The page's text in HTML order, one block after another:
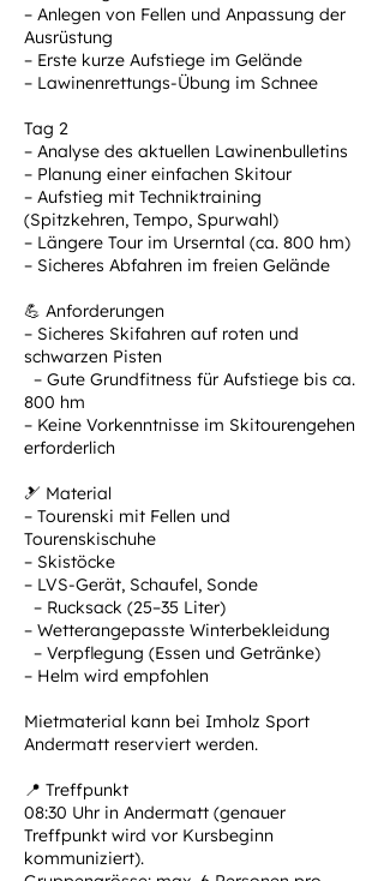
– Anlegen von Fellen und Anpassung der
Ausrüstung
– Erste kurze Aufstiege im Gelände
– Lawinenrettungs-Übung im Schnee
Tag 2
– Analyse des aktuellen Lawinenbulletins
– Planung einer einfachen Skitour
– Aufstieg mit Techniktraining
(Spitzkehren, Tempo, Spurwahl)
– Längere Tour im Urserntal (ca. 800 hm)
– Sicheres Abfahren im freien Gelände
💪 Anforderungen
– Sicheres Skifahren auf roten und
schwarzen Pisten
– Gute Grundfitness für Aufstiege bis ca.
800 hm
– Keine Vorkenntnisse im Skitourengehen
erforderlich
🎿 Material
– Tourenski mit Fellen und
Tourenskischuhe
– Skistöcke
– LVS-Gerät, Schaufel, Sonde
– Rucksack (25–35 Liter)
– Wetterangepasste Winterbekleidung
– Verpflegung (Essen und Getränke)
– Helm wird empfohlen
Mietmaterial kann bei Imholz Sport
Andermatt reserviert werden.
📍 Treffpunkt
08:30 Uhr in Andermatt (genauer
Treffpunkt wird vor Kursbeginn
kommuniziert).